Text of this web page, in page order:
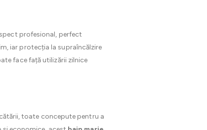
profesional, perfect
iar protecția la supraîncălzire
face față utilizării zilnice
toate concepute pentru a